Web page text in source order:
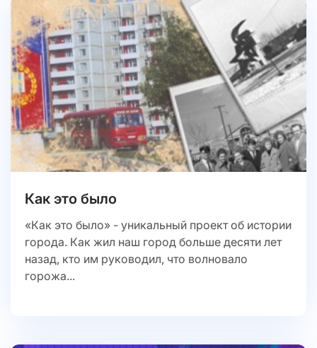
Как это было
«Как это было» - уникальный проект об истории
города. Как жил наш город больше десяти лет
назад, кто им руководил, что волновало
горожа...